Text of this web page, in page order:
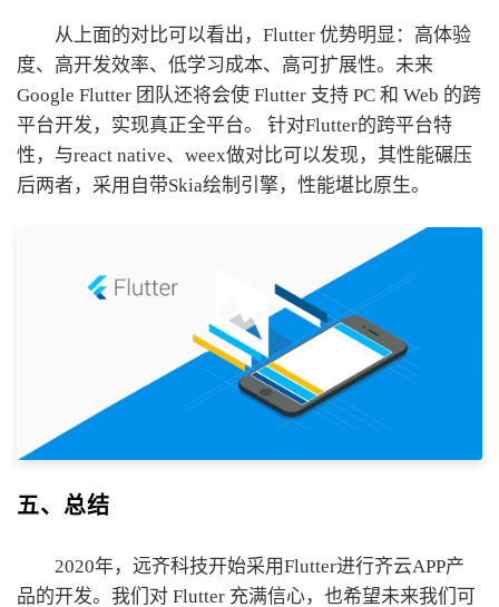
从上面的对比可以看出，Flutter 优势明显：高体验
度、高开发效率、低学习成本、高可扩展性。未来
Google Flutter 团队还将会使 Flutter 支持 PC 和 Web 的跨
平台开发，实现真正全平台。 针对Flutter的跨平台特
性，与react native、weex做对比可以发现，其性能碾压
后两者，采用自带Skia绘制引擎，性能堪比原生。
五、总结
2020年，远齐科技开始采用Flutter进行齐云APP产
品的开发。我们对 Flutter 充满信心，也希望未来我们可